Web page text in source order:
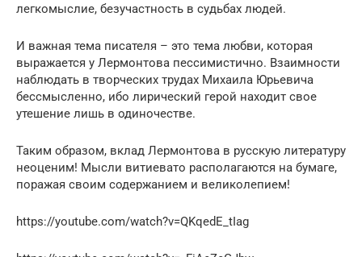
легкомыслие, безучастность в судьбах людей.
И важная тема писателя – это тема любви, которая
выражается у Лермонтова пессимистично. Взаимности
наблюдать в творческих трудах Михаила Юрьевича
бессмысленно, ибо лирический герой находит свое
утешение лишь в одиночестве.
Таким образом, вклад Лермонтова в русскую литературу
неоценим! Мысли витиевато располагаются на бумаге,
поражая своим содержанием и великолепием!
https://youtube.com/watch?v=QKqedE_tIag